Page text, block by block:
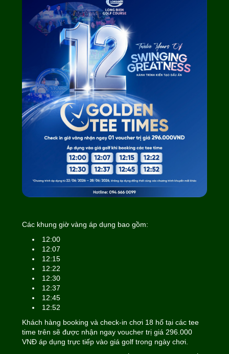
Các khung giờ vàng áp dụng bao gồm:
12:00
12:07
12:15
12:22
12:30
12:37
12:45
12:52
Khách hàng booking và check-in chơi 18 hố tại các tee
time trên sẽ được nhận ngay voucher trị giá 296.000
VNĐ áp dụng trực tiếp vào giá golf trong ngày chơi.